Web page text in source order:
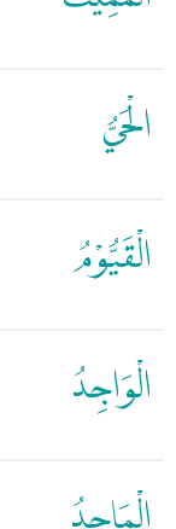
الْحَيُّ
الْقَيُّوْمُ
الْوَاجِدُ